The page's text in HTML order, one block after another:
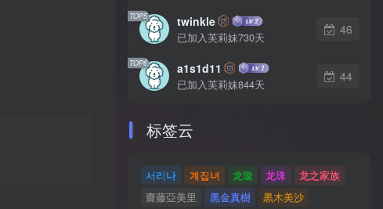
TOP5 twinkle
已加入芙莉妹730天
46
TOP6 a1s1d11
已加入芙莉妹844天
44
标签云
서리나 계집녀 龙璇 龙珠
龙之家族
齋藤亞美里
黒金真樹
黒木美沙